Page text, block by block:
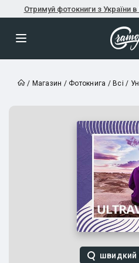
Отримуй фотокниги з України
/ Магазин / Фотокнига / Всі /
швидкий